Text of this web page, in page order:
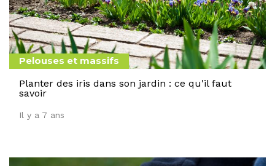
Pelouses et massifs
Planter des iris dans son jardin : ce qu'il faut
savoir
Il y a 7 ans